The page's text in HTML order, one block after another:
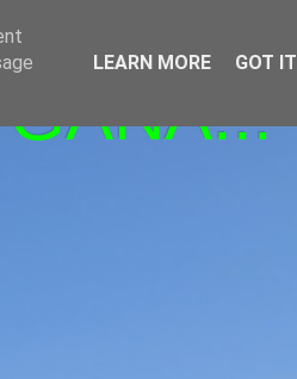
GANA!!!
LEARN MORE GOT IT